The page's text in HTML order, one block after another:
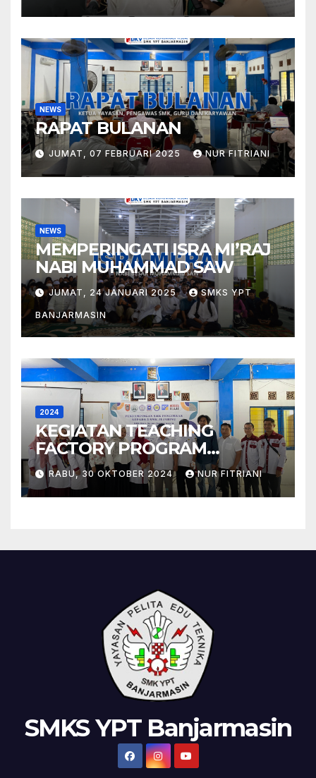
NEWS
RAPAT BULANAN
JUMAT, 07 FEBRUARI 2025 NUR FITRIANI
NEWS
MEMPERINGATI ISRA MI’RAJ
NABI MUHAMMAD SAW
JUMAT, 24 JANUARI 2025 SMKS YPT
BANJARMASIN
2024
KEGIATAN TEACHING
FACTORY PROGRAM
KEAHLIAN DESAIN
KOMUNIKASI VISUAL SMK
YPT BANJARMASIN SEBAGAI
BANJARMASIN SEBAGAI SMK
RABU, 30 OKTOBER 2024 NUR FITRIANI
SMKS YPT Banjarmasin